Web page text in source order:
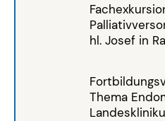
hl. Josef in
Thema